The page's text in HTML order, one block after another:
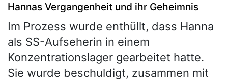
Hannas Vergangenheit und ihr Geheimnis
Im Prozess wurde enthüllt, dass Hanna
als SS-Aufseherin in einem
Konzentrationslager gearbeitet hatte.
Sie wurde beschuldigt, zusammen mit